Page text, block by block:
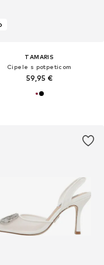
TAMARIS
Cipele s potpeticom
59,95 €